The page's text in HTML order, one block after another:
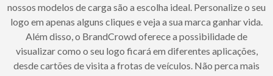
nossos modelos de carga são a escolha ideal. Personalize o seu
logo em apenas alguns cliques e veja a sua marca ganhar vida.
Além disso, o BrandCrowd oferece a possibilidade de
visualizar como o seu logo ficará em diferentes aplicações,
desde cartões de visita a frotas de veículos. Não perca mais